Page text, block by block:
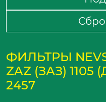
ФИЛЬТРЫ
ZAZ (ЗАЗ) 1105
2457